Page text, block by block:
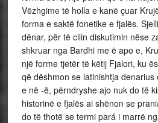
Vëzhgime të holla e kanë çuar
forma e saktë fonetike e fjalës.
dënar, për të cilin diskutimin nëse
shkruar nga Bardhi me ë apo e,
një forme tjetër të këtij Fjalori, ku
që dëshmon se latinishtja
e në -ë, përndryshe ajo nuk do të
historinë e fjalës ai shënon se
do të thotë se termi pará i marrë